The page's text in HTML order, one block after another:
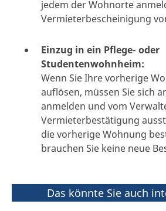
jedem der Wohnorte
Vermieterbescheinigung
Einzug in ein Pflege- oder
Studentenwohnheim:
Wenn Sie Ihre vorherige
auflösen, müssen Sie sich
anmelden und vom
Vermieterbestätigung
die vorherige Wohnung
brauchen Sie keine neue
Das könnte Sie auch